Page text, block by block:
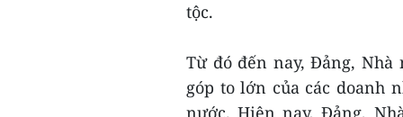
tộc.
Từ đó đến nay, Đảng,
góp to lớn của các doanh
nước. Hiện nay, Đảng,